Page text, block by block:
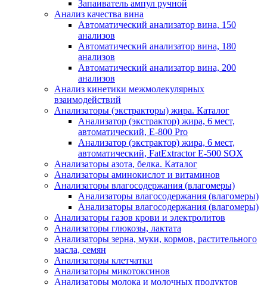
Запаиватель ампул ручной
Анализ качества вина
Автоматический анализатор вина, 150
анализов
Автоматический анализатор вина, 180
анализов
Автоматический анализатор вина, 200
анализов
Анализ кинетики межмолекулярных
взаимодействий
Анализаторы (экстракторы) жира. Каталог
Анализатор (экстрактор) жира, 6 мест,
автоматический, E-800 Pro
Анализатор (экстрактор) жира, 6 мест,
автоматический, FatExtractor E-500 SOX
Анализаторы азота, белка. Каталог
Анализаторы аминокислот и витаминов
Анализаторы влагосодержания (влагомеры)
Анализаторы влагосодержания (влагомеры)
Анализаторы влагосодержания (влагомеры)
Анализаторы газов крови и электролитов
Анализаторы глюкозы, лактата
Анализаторы зерна, муки, кормов, растительного
масла, семян
Анализаторы клетчатки
Анализаторы микотоксинов
Анализаторы молока и молочных продуктов